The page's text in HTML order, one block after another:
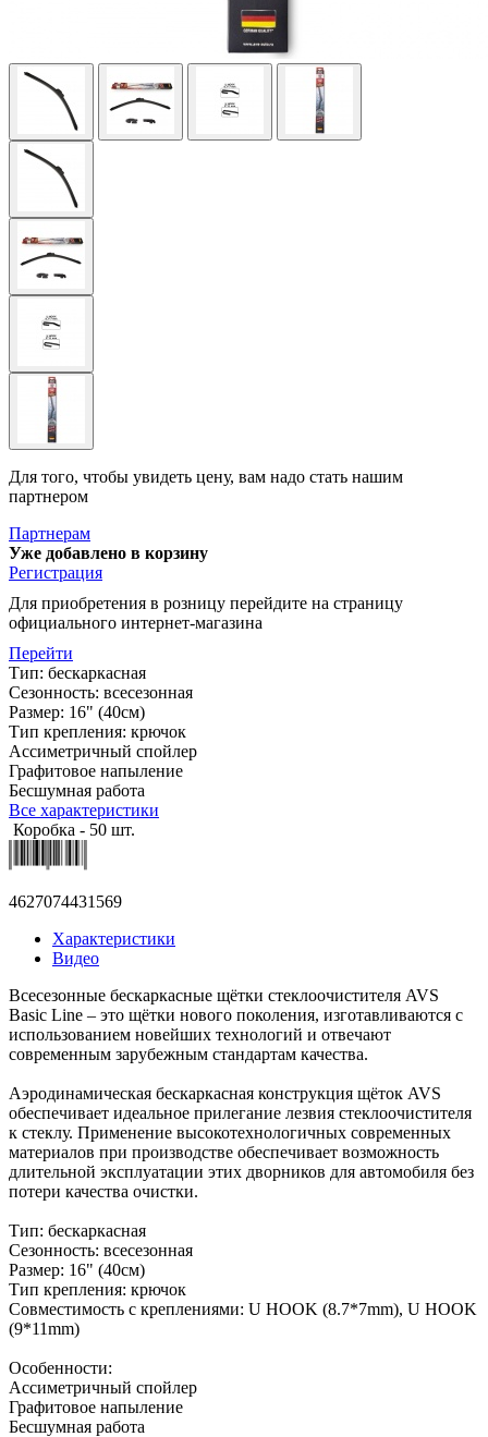
Для того, чтобы увидеть цену, вам надо стать нашим
партнером
Партнерам
Уже добавлено в корзину
Регистрация
Для приобретения в розницу перейдите на страницу
официального интернет-магазина
Перейти
Тип: бескаркасная
Сезонность: всесезонная
Размер: 16" (40см)
Тип крепления: крючок
Ассиметричный спойлер
Графитовое напыление
Бесшумная работа
Все характеристики
Коробка - 50 шт.
4627074431569
Характеристики
Видео
Всесезонные бескаркасные щётки стеклоочистителя AVS
Basic Line – это щётки нового поколения, изготавливаются с
использованием новейших технологий и отвечают
современным зарубежным стандартам качества.
Аэродинамическая бескаркасная конструкция щёток AVS
обеспечивает идеальное прилегание лезвия стеклоочистителя
к стеклу. Применение высокотехнологичных современных
материалов при производстве обеспечивает возможность
длительной эксплуатации этих дворников для автомобиля без
потери качества очистки.
Тип: бескаркасная
Сезонность: всесезонная
Размер: 16" (40см)
Тип крепления: крючок
Совместимость с креплениями: U HOOK (8.7*7mm), U HOOK
(9*11mm)
Особенности:
Ассиметричный спойлер
Графитовое напыление
Бесшумная работа